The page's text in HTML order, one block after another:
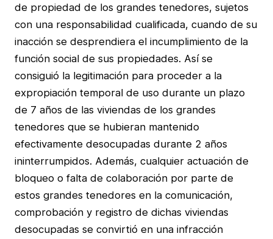
de propiedad de los grandes tenedores, sujetos
con una responsabilidad cualificada, cuando de su
inacción se desprendiera el incumplimiento de la
función social de sus propiedades. Así se
consiguió la legitimación para proceder a la
expropiación temporal de uso durante un plazo
de 7 años de las viviendas de los grandes
tenedores que se hubieran mantenido
efectivamente desocupadas durante 2 años
ininterrumpidos. Además, cualquier actuación de
bloqueo o falta de colaboración por parte de
estos grandes tenedores en la comunicación,
comprobación y registro de dichas viviendas
desocupadas se convirtió en una infracción